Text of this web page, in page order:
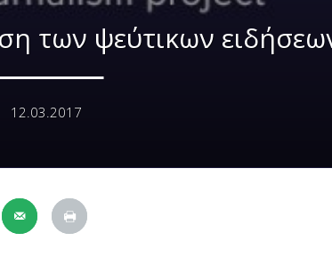
των ψεύτικων
12.03.2017